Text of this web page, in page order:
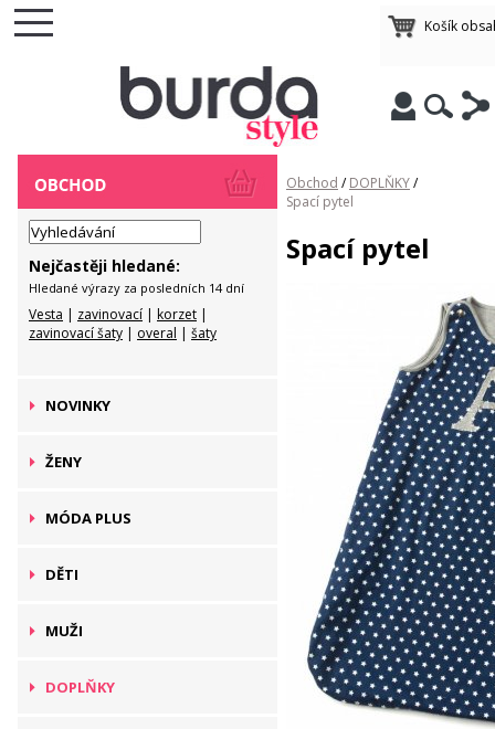
Košík
Nejčastěji hledané:
Hledané výrazy za posledních 14 dní
Vesta | zavinovací | korzet |
zavinovací šaty | overal | šaty
NOVINKY
ŽENY
MÓDA PLUS
DĚTI
MUŽI
DOPLŇKY
Obchod / DOPLŇKY/
Spací pytel
Spací pytel